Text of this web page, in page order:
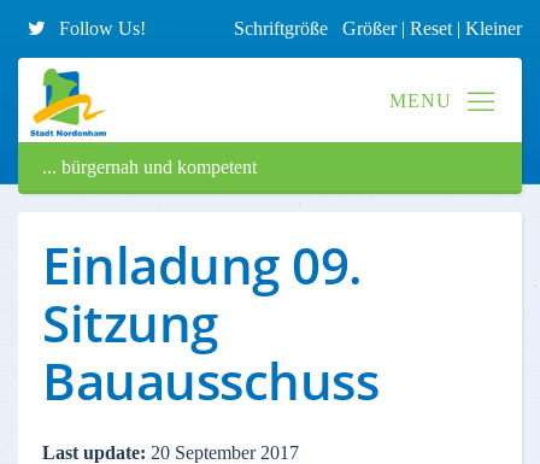
Follow Us! Schriftgröße Größer| Reset | Kleiner
... bürgernah und kompetent
Einladung 09.
Sitzung
Bauausschuss
Last update: 20 September 2017